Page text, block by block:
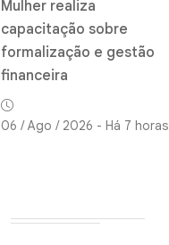
Mulher realiza
capacitação sobre
formalização e gestão
financeira
06 / Ago / 2026 - Há 7 horas